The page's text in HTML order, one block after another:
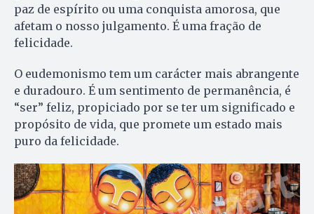
paz de espírito ou uma conquista amorosa, que
afetam o nosso julgamento. É uma fração de
felicidade.
O eudemonismo tem um carácter mais abrangente
e duradouro. É um sentimento de permanência, é
“ser” feliz, propiciado por se ter um significado e
propósito de vida, que promete um estado mais
puro da felicidade.